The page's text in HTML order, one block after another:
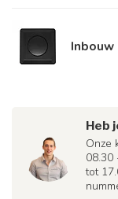
Heb
Onze
08.30
tot